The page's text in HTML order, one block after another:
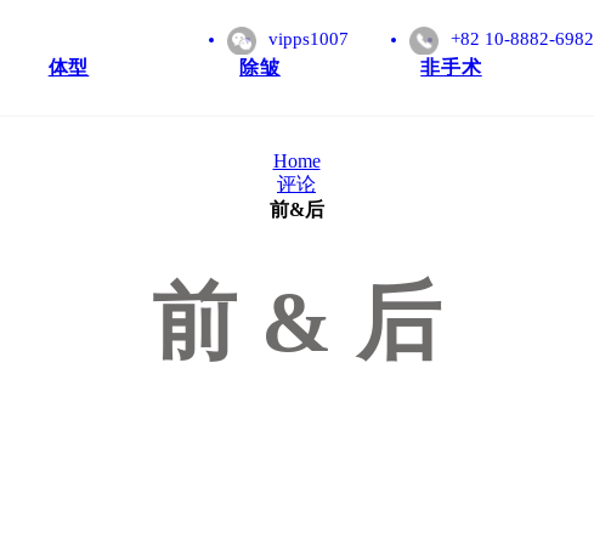
vipps1007 +82 10-8882-6982
体型 除皱 非手术
Home
评论
前&后
前&后